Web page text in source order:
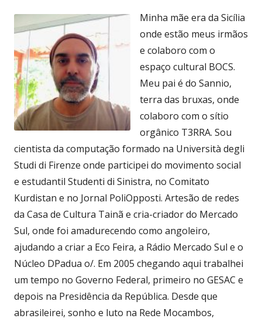
Minha mãe era da Sicília
onde estão meus irmãos
e colaboro com o
espaço cultural BOCS.
Meu pai é do Sannio,
terra das bruxas, onde
colaboro com o sítio
orgânico T3RRA. Sou
cientista da computação formado na Università degli
Studi di Firenze onde participei do movimento social
e estudantil Studenti di Sinistra, no Comitato
Kurdistan e no Jornal PoliOpposti. Artesão de redes
da Casa de Cultura Tainã e cria-criador do Mercado
Sul, onde foi amadurecendo como angoleiro,
ajudando a criar a Eco Feira, a Rádio Mercado Sul e o
Núcleo DPadua o/. Em 2005 chegando aqui trabalhei
um tempo no Governo Federal, primeiro no GESAC e
depois na Presidência da República. Desde que
abrasileirei, sonho e luto na Rede Mocambos,